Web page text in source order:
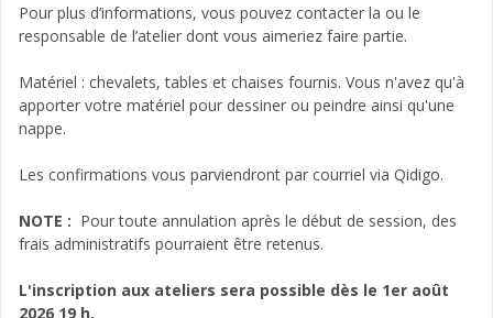
Pour plus d’informations, vous pouvez contacter la ou le
responsable de l’atelier dont vous aimeriez faire partie.
Matériel : chevalets, tables et chaises fournis. Vous n'avez qu'à
apporter votre matériel pour dessiner ou peindre ainsi qu'une
nappe.
Les confirmations vous parviendront par courriel via Qidigo.
NOTE : Pour toute annulation après le début de session, des
frais administratifs pourraient être retenus.
L'inscription aux ateliers sera possible dès le 1er août
2026 19 h.